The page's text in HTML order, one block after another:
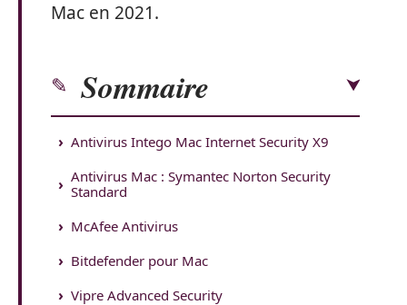
Mac en 2021.
Sommaire
Antivirus Intego Mac Internet Security X9
Antivirus Mac : Symantec Norton Security
Standard
McAfee Antivirus
Bitdefender pour Mac
Vipre Advanced Security